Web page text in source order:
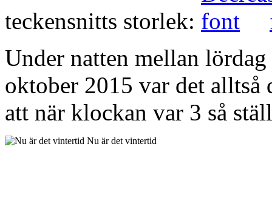
teckensnitts storlek:
Under natten mellan
oktober 2015 var det alltså
att när klockan var 3 så
Nu är det vintertid